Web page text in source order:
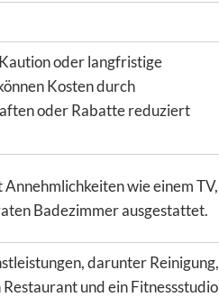
oder langfristige
Kosten durch
oder Rabatte reduziert
wie einem TV,
Badezimmer ausgestattet.
darunter Reinigung,
und ein Fitnessstudio